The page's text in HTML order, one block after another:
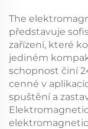
The
představuje
zařízení, které
jediném
schopnost činí
cenné v
spuštění a